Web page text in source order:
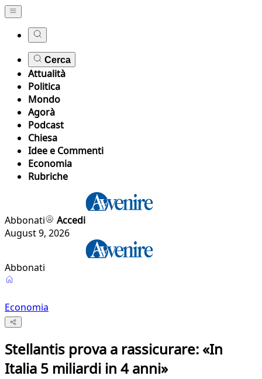
Cerca
Attualità
Politica
Mondo
Agorà
Podcast
Chiesa
Idee e Commenti
Economia
Rubriche
Abbonati
Accedi
August 9, 2026
Abbonati
Economia
Stellantis prova a rassicurare: «In
Italia 5 miliardi in 4 anni»